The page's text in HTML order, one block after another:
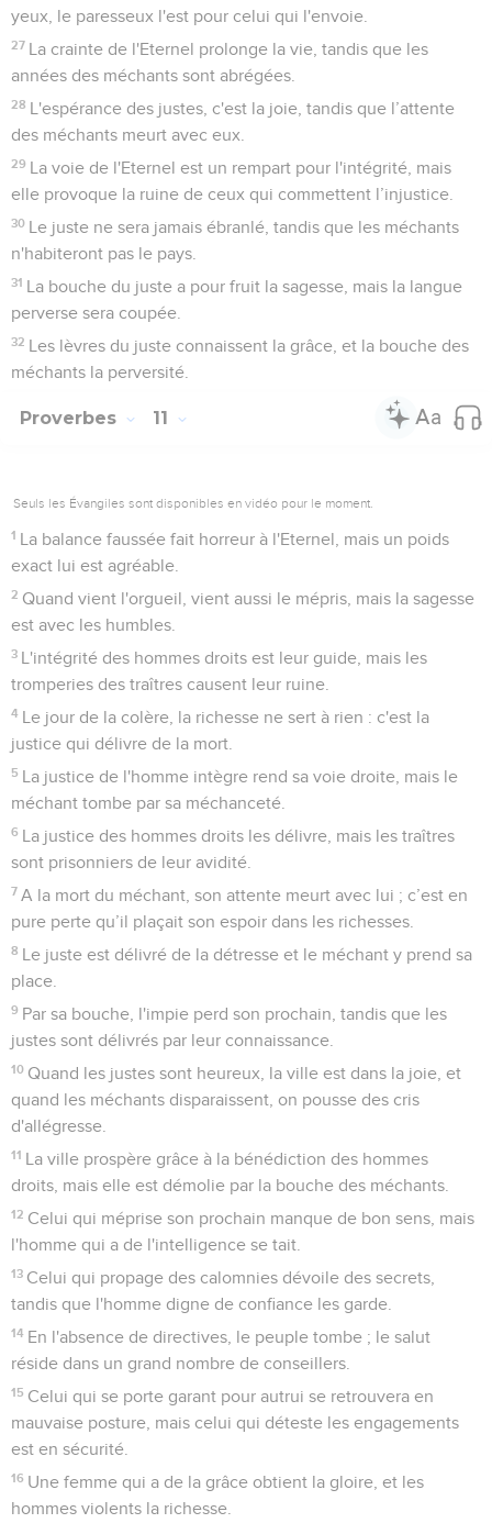
yeux, le paresseux l'est pour celui qui l'envoie.
27 La crainte de l'Eternel prolonge la vie, tandis que les
années des méchants sont abrégées.
28 L'espérance des justes, c'est la joie, tandis que l’attente
des méchants meurt avec eux.
29 La voie de l'Eternel est un rempart pour l'intégrité, mais
elle provoque la ruine de ceux qui commettent l’injustice.
30 Le juste ne sera jamais ébranlé, tandis que les méchants
n'habiteront pas le pays.
31 La bouche du juste a pour fruit la sagesse, mais la langue
perverse sera coupée.
32 Les lèvres du juste connaissent la grâce, et la bouche des
méchants la perversité.
Proverbes 11
Seuls les Évangiles sont disponibles en vidéo pour le moment.
1 La balance faussée fait horreur à l'Eternel, mais un poids
exact lui est agréable.
2 Quand vient l'orgueil, vient aussi le mépris, mais la sagesse
est avec les humbles.
3 L'intégrité des hommes droits est leur guide, mais les
tromperies des traîtres causent leur ruine.
4 Le jour de la colère, la richesse ne sert à rien : c'est la
justice qui délivre de la mort.
5 La justice de l'homme intègre rend sa voie droite, mais le
méchant tombe par sa méchanceté.
6 La justice des hommes droits les délivre, mais les traîtres
sont prisonniers de leur avidité.
7 A la mort du méchant, son attente meurt avec lui ; c’est en
pure perte qu’il plaçait son espoir dans les richesses.
8 Le juste est délivré de la détresse et le méchant y prend sa
place.
9 Par sa bouche, l'impie perd son prochain, tandis que les
justes sont délivrés par leur connaissance.
10 Quand les justes sont heureux, la ville est dans la joie, et
quand les méchants disparaissent, on pousse des cris
d'allégresse.
11 La ville prospère grâce à la bénédiction des hommes
droits, mais elle est démolie par la bouche des méchants.
12 Celui qui méprise son prochain manque de bon sens, mais
l'homme qui a de l'intelligence se tait.
13 Celui qui propage des calomnies dévoile des secrets,
tandis que l'homme digne de confiance les garde.
14 En l'absence de directives, le peuple tombe ; le salut
réside dans un grand nombre de conseillers.
15 Celui qui se porte garant pour autrui se retrouvera en
mauvaise posture, mais celui qui déteste les engagements
est en sécurité.
16 Une femme qui a de la grâce obtient la gloire, et les
hommes violents la richesse.